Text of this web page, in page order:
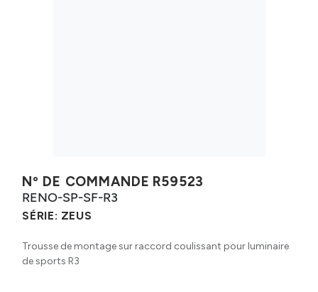
Nº DE COMMANDE R59523
RENO-SP-SF-R3
SÉRIE: ZEUS
Trousse de montage sur raccord coulissant pour luminaire
de sports R3